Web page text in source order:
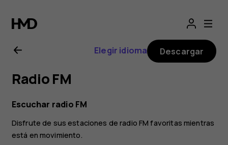
Manual
del
usuario
de
Nokia 2
Elegir idioma Descargar
Radio FM
Escuchar radio FM
Disfrute de sus estaciones de radio FM favoritas mientras
está en movimiento.